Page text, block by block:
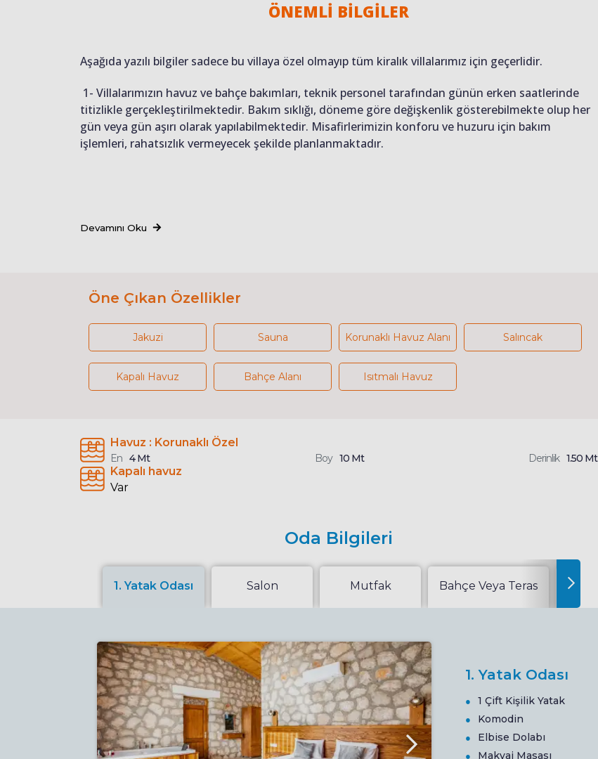
ÖNEMLİ BİLGİLER
Aşağıda yazılı bilgiler sadece bu villaya özel olmayıp tüm kiralık villalarımız için geçerlidir.
1- Villalarımızın havuz ve bahçe bakımları, teknik personel tarafından günün erken saatlerinde
titizlikle gerçekleştirilmektedir. Bakım sıklığı, döneme göre değişkenlik gösterebilmekte olup her
gün veya gün aşırı olarak yapılabilmektedir. Misafirlerimizin konforu ve huzuru için bakım
işlemleri, rahatsızlık vermeyecek şekilde planlanmaktadır.
Devamını Oku
Öne Çıkan Özellikler
Jakuzi Sauna Korunaklı Havuz Alanı Salıncak
Kapalı Havuz Bahçe Alanı Isıtmalı Havuz
Havuz : Korunaklı Özel
En 4 Mt Boy 10 Mt Derinlik 1.50 Mt
Kapalı havuz
Var
Oda Bilgileri
1. Yatak Odası Salon Mutfak Bahçe Veya Teras
1. Yatak Odası
1 Çift Kişilik Yatak
Komodin
Elbise Dolabı
Makyaj Masası